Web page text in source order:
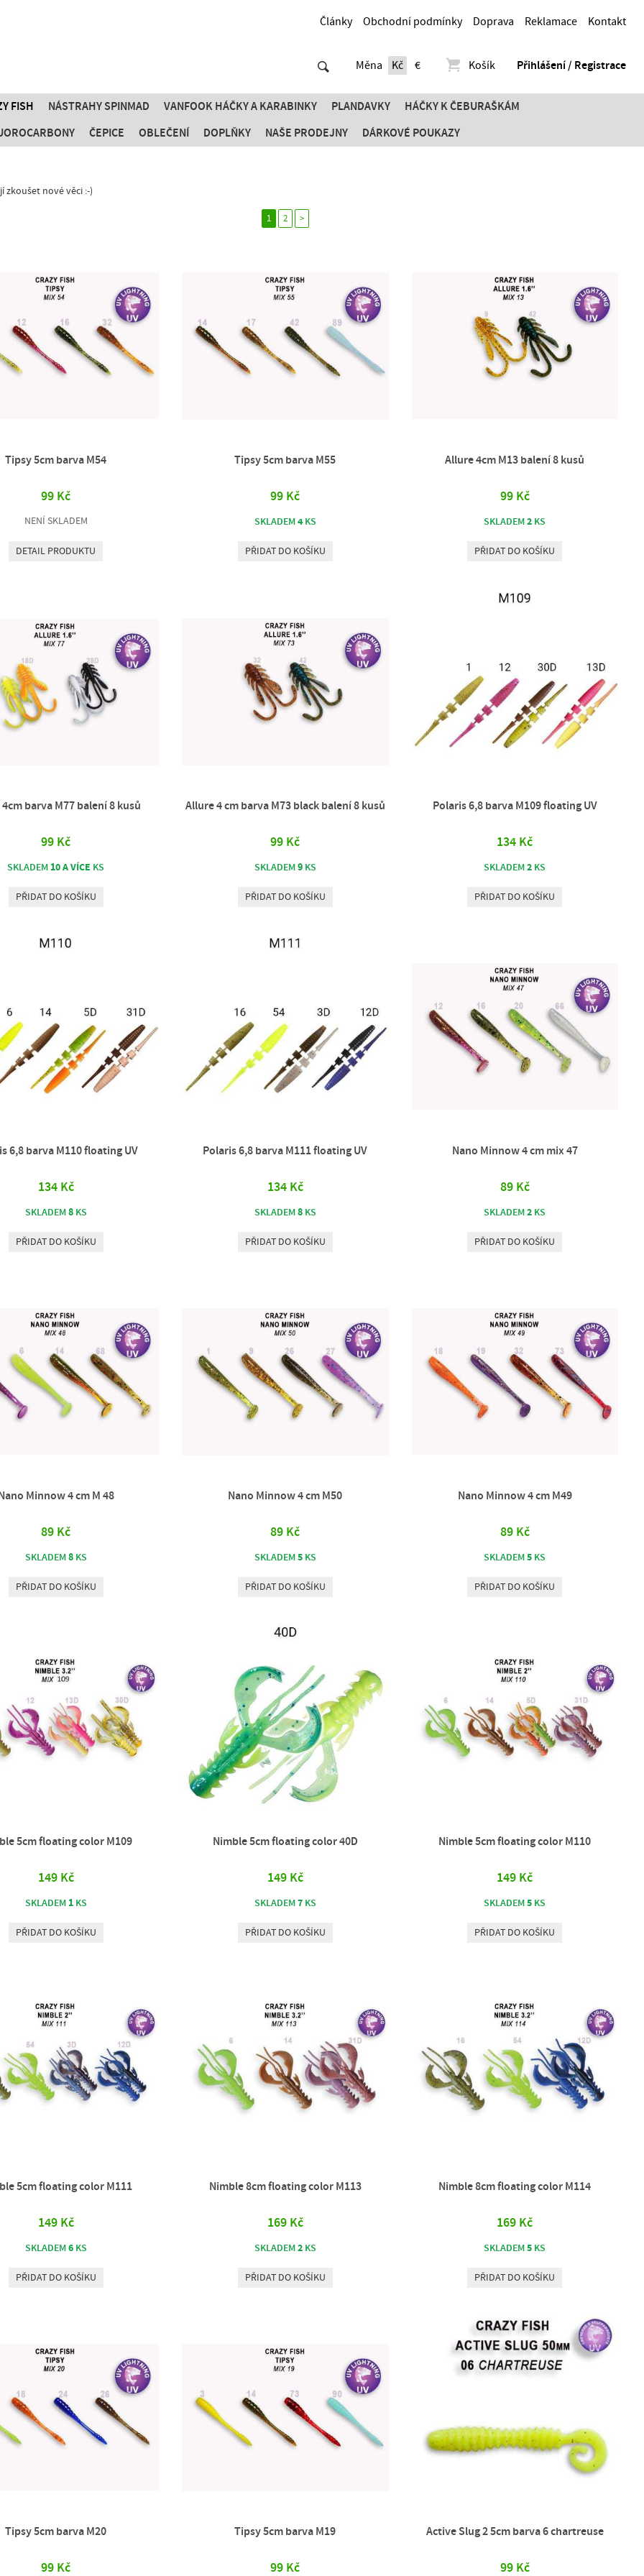
Články Obchodní podmínky Doprava Reklamace Kontakt
Měna Kč € Košík Přihlášení / Registrace
FISH NÁSTRAHY SPINMAD VANFOOK HÁČKY A KARABINKY PLANDAVKY HÁČKY K ČEBURAŠKÁM
ČEPICE OBLEČENÍ DOPLŇKY NAŠE PRODEJNY DÁRKOVÉ POUKAZY
zkoušet nové věci :-)
1 2 >
Tipsy 5cm barva M54
99 Kč
NENÍ SKLADEM
DETAIL PRODUKTU
Tipsy 5cm barva M55
99 Kč
SKLADEM4KS
PŘIDAT DO KOŠÍKU
Allure 4cm M13 balení 8 kusů
99 Kč
SKLADEM2 KS
PŘIDAT DO KOŠÍKU
barva M77 balení 8 kusů
99 Kč
SKLADEM 10 A VÍCE KS
PŘIDAT DO KOŠÍKU
Allure 4 cm barva M73 black balení 8 kusů
99 Kč
SKLADEM9KS
PŘIDAT DO KOŠÍKU
Polaris 6,8 barva M109 floating UV
134 Kč
SKLADEM2 KS
PŘIDAT DO KOŠÍKU
6,8 barva M110 floating UV
134 Kč
SKLADEM8KS
PŘIDAT DO KOŠÍKU
Polaris 6,8 barva M111 floating UV
134 Kč
SKLADEM8KS
PŘIDAT DO KOŠÍKU
Nano Minnow 4 cm mix 47
89 Kč
SKLADEM2 KS
PŘIDAT DO KOŠÍKU
Minnow 4 cm M 48
89 Kč
SKLADEM8KS
PŘIDAT DO KOŠÍKU
Nano Minnow 4 cm M50
89 Kč
SKLADEM5KS
PŘIDAT DO KOŠÍKU
Nano Minnow 4 cm M49
89 Kč
SKLADEM5 KS
PŘIDAT DO KOŠÍKU
5cm floating color M109
149 Kč
SKLADEM 1KS
PŘIDAT DO KOŠÍKU
Nimble 5cm floating color 40D
149 Kč
SKLADEM7KS
PŘIDAT DO KOŠÍKU
Nimble 5cm floating color M110
149 Kč
SKLADEM5 KS
PŘIDAT DO KOŠÍKU
5cm floating color M111
149 Kč
SKLADEM6KS
PŘIDAT DO KOŠÍKU
Nimble 8cm floating color M113
169 Kč
SKLADEM2KS
PŘIDAT DO KOŠÍKU
Nimble 8cm floating color M114
169 Kč
SKLADEM5 KS
PŘIDAT DO KOŠÍKU
Tipsy 5cm barva M20
99 Kč
Tipsy 5cm barva M19
99 Kč
Active Slug 2 5cm barva 6 chartreuse
99 Kč